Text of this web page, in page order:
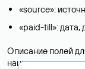
«source»:
«paid-till»: дата,
Описание полей
национальных